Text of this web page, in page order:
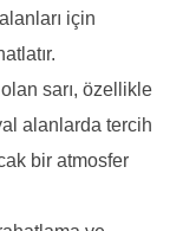
için
sarı, özellikle
alanlarda tercih
bir atmosfer